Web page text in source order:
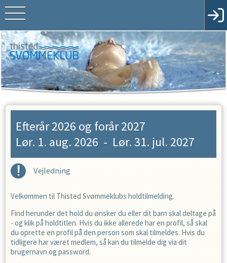
Efterår 2026 og forår 2027
Lør. 1. aug. 2026 - Lør. 31. jul. 2027
Vejledning
Velkommen til Thisted Svømmeklubs holdtilmelding.
Find herunder det hold du ønsker du eller dit barn skal deltage på
- og klik på holdtitlen. Hvis du ikke allerede har en profil, så skal
du oprette en profil på den person som skal tilmeldes. Hvis du
tidligere har været medlem, så kan du tilmelde dig via dit
brugernavn og password.